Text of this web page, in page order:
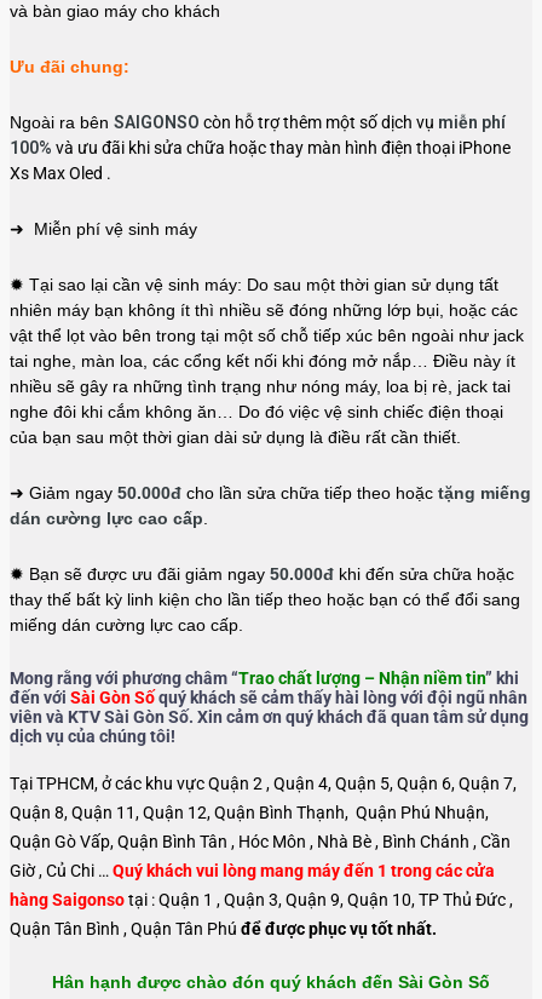
và bàn giao máy cho khách
Ưu đãi chung:
Ngoài ra bên SAIGONSO còn hỗ trợ thêm một số dịch vụ miễn phí
100% và ưu đãi khi sửa chữa hoặc thay màn hình điện thoại iPhone
Xs Max Oled .
➜ Miễn phí vệ sinh máy
✹ Tại sao lại cần vệ sinh máy: Do sau một thời gian sử dụng tất
nhiên máy bạn không ít thì nhiều sẽ đóng những lớp bụi, hoặc các
vật thể lọt vào bên trong tại một số chỗ tiếp xúc bên ngoài như jack
tai nghe, màn loa, các cổng kết nối khi đóng mở nắp… Điều này ít
nhiều sẽ gây ra những tình trạng như nóng máy, loa bị rè, jack tai
nghe đôi khi cắm không ăn… Do đó việc vệ sinh chiếc điện thoại
của bạn sau một thời gian dài sử dụng là điều rất cần thiết.
➜ Giảm ngay 50.000đ cho lần sửa chữa tiếp theo hoặc tặng miếng
dán cường lực cao cấp.
✹ Bạn sẽ được ưu đãi giảm ngay 50.000đ khi đến sửa chữa hoặc
thay thế bất kỳ linh kiện cho lần tiếp theo hoặc bạn có thể đổi sang
miếng dán cường lực cao cấp.
Mong rằng với phương châm “Trao chất lượng – Nhận niềm tin” khi
đến với Sài Gòn Sốquý khách sẽ cảm thấy hài lòng với đội ngũ nhân
viên và KTV Sài Gòn Số. Xin cảm ơn quý khách đã quan tâm sử dụng
dịch vụ của chúng tôi!
Tại TPHCM, ở các khu vực Quận 2 , Quận 4, Quận 5, Quận 6, Quận 7,
Quận 8, Quận 11, Quận 12, Quận Bình Thạnh, Quận Phú Nhuận,
Quận Gò Vấp, Quận Bình Tân , Hóc Môn , Nhà Bè , Bình Chánh , Cần
Giờ , Củ Chi … Quý khách vui lòng mang máy đến 1 trong các cửa
hàng Saigonsotại : Quận 1 , Quận 3, Quận 9, Quận 10, TP Thủ Đức ,
Quận Tân Bình , Quận Tân Phú để được phục vụ tốt nhất.
Hân hạnh được chào đón quý khách đến Sài Gòn Số